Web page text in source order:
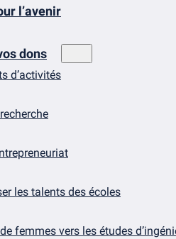
l’avenir
dons
d’activités
les talents des écoles
femmes vers les études